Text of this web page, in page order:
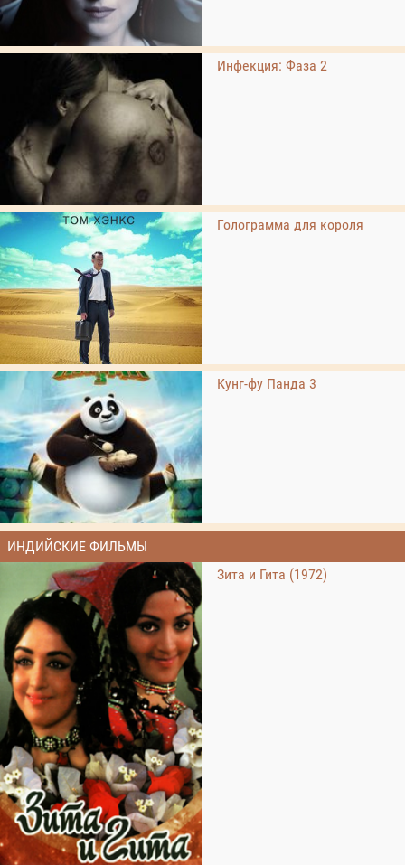
Инфекция: Фаза 2
Голограмма для короля
Кунг-фу Панда 3
ИНДИЙСКИЕ ФИЛЬМЫ
Зита и Гита (1972)